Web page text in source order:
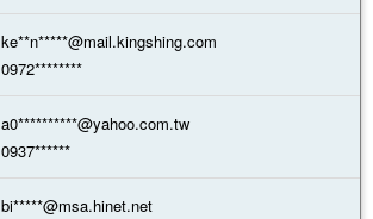
ke**n*****@mail.kingshing.com
0972********
a0**********@yahoo.com.tw
0937******
bi*****@msa.hinet.net